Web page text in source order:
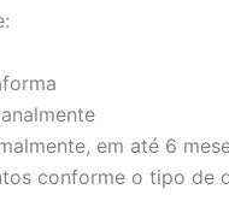
em até 6
conforme o tipo de